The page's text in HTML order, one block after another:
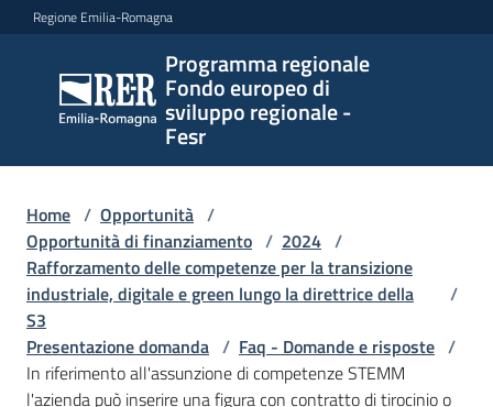
Vai al contenuto
Vai alla navigazione
Vai al footer
Regione Emilia-Romagna
Programma regionale
Fondo europeo di
sviluppo regionale -
Fesr
Programma
regionale
Fondo
europeo di
regionale -
Fesr
Novità
Home / Opportunità /
Opportunità di finanziamento / 2024 /
Rafforzamento delle competenze per la transizione
industriale, digitale e green lungo la direttrice della
S3
/
Presentazione domanda / Faq - Domande e risposte /
In riferimento all'assunzione di competenze STEMM
l'azienda può inserire una figura con contratto di tirocinio o